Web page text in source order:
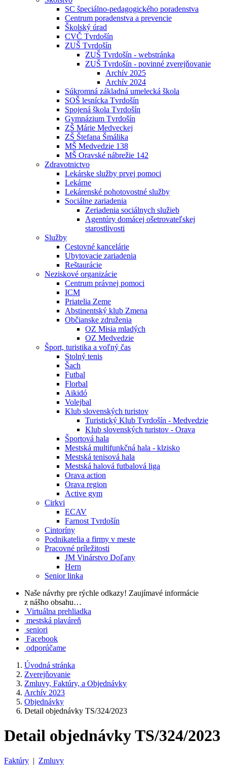
SC špeciálno-pedagogického poradenstva
Centrum poradenstva a prevencie
Školský úrad
CVČ Tvrdošín
ZUŠ Tvrdošín
ZUŠ Tvrdošín - webstránka
ZUŠ Tvrdošín - povinné zverejňovanie
Archív 2025
Archív 2024
Súkromná základná umelecká škola
SOŠ lesnícka Tvrdošín
Spojená škola Tvrdošín
Gymnázium Tvrdošín
ZŠ Márie Medveckej
ZŠ Štefana Šmálika
MŠ Medvedzie 138
MŠ Oravské nábrežie 142
Zdravotnictvo
Lekárske služby prvej pomoci
Lekárne
Lekárenské pohotovostné služby
Sociálne zariadenia
Zeriadenia sociálnych služieb
Agentúry domácej ošetrovateľskej
starostlivosti
Služby
Cestovné kancelárie
Ubytovacie zariadenia
Reštaurácie
Neziskové organizácie
Centrum právnej pomoci
ICM
Priatelia Zeme
Abstinentský klub Zmena
Občianske združenia
OZ Misia mladých
OZ Medvedzie
Šport, turistika a voľný čas
Stolný tenis
Šach
Futbal
Florbal
Aikidó
Volejbal
Klub slovenských turistov
Turistický Klub Tvrdošín - Medvedzie
Klub slovenských turistov - Orava
Športová hala
Mestská multifunkčná hala - klzisko
Mestská tenisová hala
Mestská halová futbalová liga
Orava action
Orava region
Active gym
Cirkvi
ECAV
Farnost Tvrdošín
Cintoríny
Podnikatelia a firmy v meste
Pracovné príležitosti
JM Vinárstvo Doľany
Hern
Senior linka
Naše návrhy pre rýchle odkazy! Zaujímavé informácie
z nášho obsahu…
Virtuálna prehliadka
mestská plaváreň
seniori
Facebook
odporúčame
Úvodná stránka
Zverejňovanie
Zmluvy, Faktúry, a Objednávky
Archív 2023
Objednávky
Detail objednávky TS/324/2023
Detail objednávky TS/324/2023
Faktúry | Zmluvy